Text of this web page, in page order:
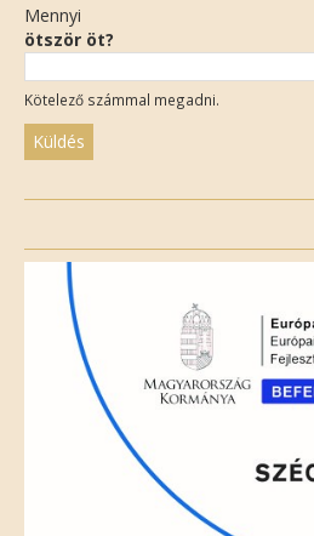
Mennyi
ötször öt?
Kötelező számmal megadni.
field
empty.